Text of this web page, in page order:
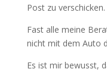
Post zu verschicken.
Fast alle meine
nicht mit dem Auto
Es ist mir bewusst,